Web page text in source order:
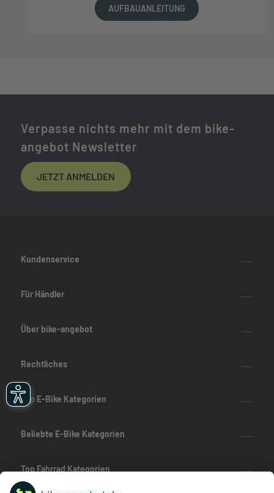
AUFBAUANLEITUNG
Verpasse nichts mehr mit dem bike-
angebot Newsletter
JETZT ANMELDEN
Kundenservice
Für Händler
Über bike-angebot
Rechtliches
Top E-Bike Kategorien
Beliebte E-Bike Kategorien
Top Fahrrad Kategorien